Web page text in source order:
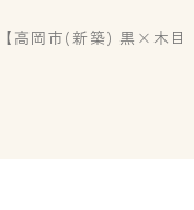
【高岡市(新築) 黒×木目